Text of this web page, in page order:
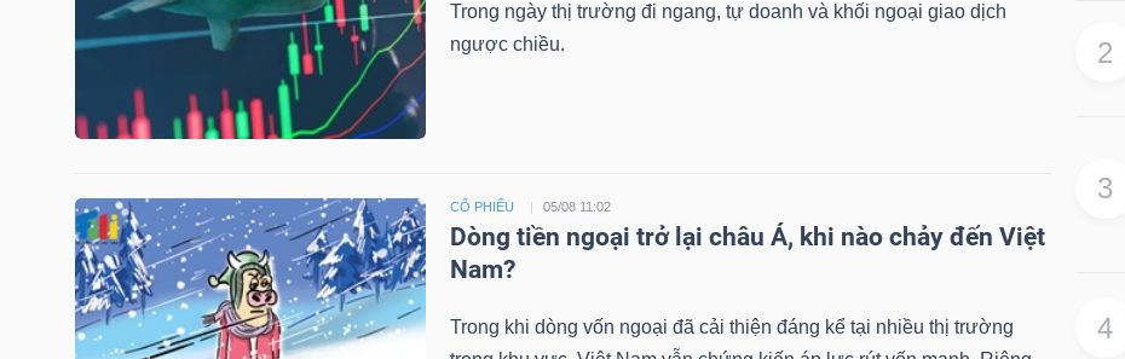
Trong ngày thị trường đi ngang, tự doanh và khối ngoại giao dịch
ngược chiều.
CỔ PHIẾU 05/08 11:02
Dòng tiền ngoại trở lại châu Á, khi nào chảy đến Việt
Nam?
Trong khi dòng vốn ngoại đã cải thiện đáng kể tại nhiều thị trường
2
3
4
CÔNG
TIÊU
DÙNG
KHÔNG
THIẾT